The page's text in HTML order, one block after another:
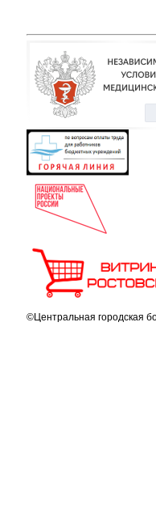
©Центральная городская